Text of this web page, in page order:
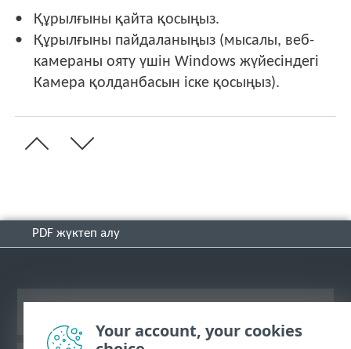
Құрылғыны қайта қосыңыз.
Құрылғыны пайдаланыңыз (мысалы, веб-
камераны ояту үшін Windows жүйесіндегі
Камера қолданбасын іске қосыңыз).
PDF жүктеп алу
Your account, your cookies